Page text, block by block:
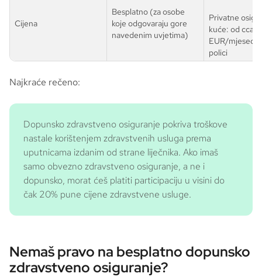
Cijena
Besplatno (za osobe
koje odgovaraju gore
navedenim uvjetima)
Privatne
kuće: od cca.
EUR/mjesec,
polici
Najkraće rečeno:
Dopunsko zdravstveno osiguranje pokriva troškove
nastale korištenjem zdravstvenih usluga prema
uputnicama izdanim od strane liječnika. Ako imaš
samo obvezno zdravstveno osiguranje, a ne i
dopunsko, morat ćeš platiti participaciju u visini do
čak 20% pune cijene zdravstvene usluge.
Nemaš pravo na besplatno dopunsko
zdravstveno osiguranje?